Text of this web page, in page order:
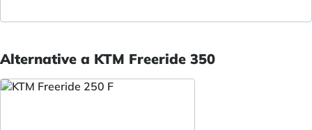
Alternative a KTM Freeride 350